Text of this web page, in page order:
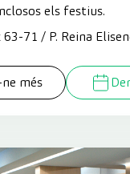
els festius.
63-71 / P. Reina
més